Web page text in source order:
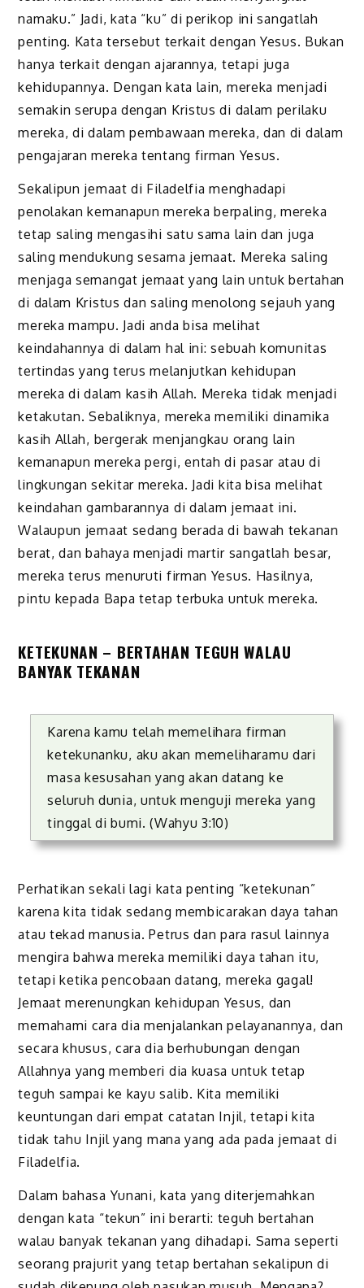
namaku.” Jadi, kata “ku” di perikop ini sangatlah
penting. Kata tersebut terkait dengan Yesus. Bukan
hanya terkait dengan ajarannya, tetapi juga
kehidupannya. Dengan kata lain, mereka menjadi
semakin serupa dengan Kristus di dalam perilaku
mereka, di dalam pembawaan mereka, dan di dalam
pengajaran mereka tentang firman Yesus.
Sekalipun jemaat di Filadelfia menghadapi
penolakan kemanapun mereka berpaling, mereka
tetap saling mengasihi satu sama lain dan juga
saling mendukung sesama jemaat. Mereka saling
menjaga semangat jemaat yang lain untuk bertahan
di dalam Kristus dan saling menolong sejauh yang
mereka mampu. Jadi anda bisa melihat
keindahannya di dalam hal ini: sebuah komunitas
tertindas yang terus melanjutkan kehidupan
mereka di dalam kasih Allah. Mereka tidak menjadi
ketakutan. Sebaliknya, mereka memiliki dinamika
kasih Allah, bergerak menjangkau orang lain
kemanapun mereka pergi, entah di pasar atau di
lingkungan sekitar mereka. Jadi kita bisa melihat
keindahan gambarannya di dalam jemaat ini.
Walaupun jemaat sedang berada di bawah tekanan
berat, dan bahaya menjadi martir sangatlah besar,
mereka terus menuruti firman Yesus. Hasilnya,
pintu kepada Bapa tetap terbuka untuk mereka.
KETEKUNAN – BERTAHAN TEGUH WALAU
BANYAK TEKANAN
Karena kamu telah memelihara firman
ketekunanku, aku akan memeliharamu dari
masa kesusahan yang akan datang ke
seluruh dunia, untuk menguji mereka yang
tinggal di bumi. (Wahyu 3:10)
Perhatikan sekali lagi kata penting “ketekunan”
karena kita tidak sedang membicarakan daya tahan
atau tekad manusia. Petrus dan para rasul lainnya
mengira bahwa mereka memiliki daya tahan itu,
tetapi ketika pencobaan datang, mereka gagal!
Jemaat merenungkan kehidupan Yesus, dan
memahami cara dia menjalankan pelayanannya, dan
secara khusus, cara dia berhubungan dengan
Allahnya yang memberi dia kuasa untuk tetap
teguh sampai ke kayu salib. Kita memiliki
keuntungan dari empat catatan Injil, tetapi kita
tidak tahu Injil yang mana yang ada pada jemaat di
Filadelfia.
Dalam bahasa Yunani, kata yang diterjemahkan
dengan kata “tekun” ini berarti: teguh bertahan
walau banyak tekanan yang dihadapi. Sama seperti
seorang prajurit yang tetap bertahan sekalipun di